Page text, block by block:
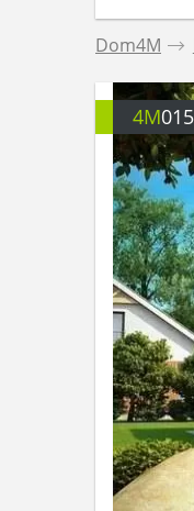
Dom4M .
4M015